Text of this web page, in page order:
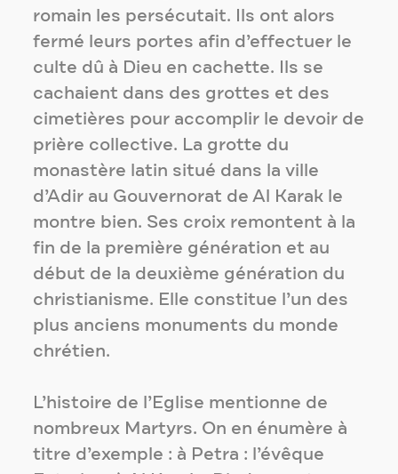
romain les persécutait. Ils ont alors
fermé leurs portes afin d’effectuer le
culte dû à Dieu en cachette. Ils se
cachaient dans des grottes et des
cimetières pour accomplir le devoir de
prière collective. La grotte du
monastère latin situé dans la ville
d’Adir au Gouvernorat de Al Karak le
montre bien. Ses croix remontent à la
fin de la première génération et au
début de la deuxième génération du
christianisme. Elle constitue l’un des
plus anciens monuments du monde
chrétien.
L’histoire de l’Eglise mentionne de
nombreux Martyrs. On en énumère à
titre d’exemple : à Petra : l’évêque